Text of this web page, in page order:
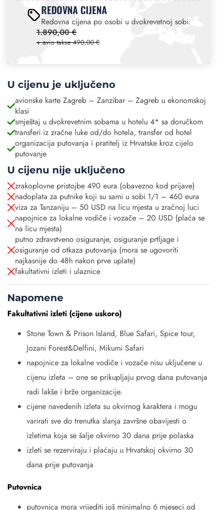
REDOVNA CIJENA
Redovna cijena po osobi u dvokrevetnoj sobi:
1.890,00 €
+ avio takse 490,00 €
U cijenu je uključeno
avionske karte Zagreb – Zanzibar – Zagreb u ekonomskoj
klasi
smještaj u dvokrevetnim sobama u hotelu 4* sa doručkom
transferi iz zračne luke od/do hotela, transfer od hotel
organizacija putovanja i pratitelj iz Hrvatske kroz cijelo
putovanje
U cijenu nije uključeno
zrakoplovne pristojbe 490 eura (obavezno kod prijave)
nadoplata za putnike koji su sami u sobi 1/1 – 460 eura
viza za Tanzaniju – 50 USD na licu mjesta u zračnoj luci
napojnice za lokalne vodiče i vozače – 20 USD (plaća se
na licu mjesta)
putno zdravstveno osiguranje, osiguranje prtljage i
osiguranje od otkaza putovanja (mora se ugovoriti
najkasnije do 48h nakon prve uplate)
fakultativni izleti i ulaznice
Napomene
Fakultativni izleti (cijene uskoro)
Stone Town & Prison Island, Blue Safari, Spice tour,
Jozani Forest&Delfini, Mikumi Safari
napojnice za lokalne vodiče i vozače nisu uključene u
cijenu izleta – one se prikupljaju prvog dana putovanja
radi lakše i brže organizacije.
cijene navedenih izleta su okvirnog karaktera i mogu
varirati sve do trenutka slanja završne obavijesti o
izletima koja se šalje okvirno 30 dana prije polaska
izleti se rezerviraju i plaćaju u Hrvatskoj okvirno 30
dana prije putovanja
Putovnica
putovnica mora vrijediti još minimalno 6 mjeseci od